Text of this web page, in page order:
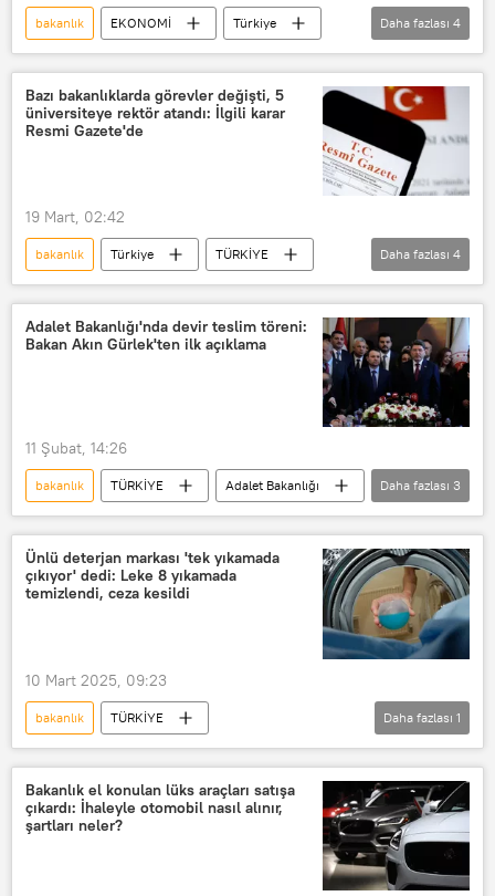
bakanlık EKONOMİ
Türkiye
Haberler
Asansör
toplatma
Ceza
Daha fazlası 4
Bazı bakanlıklarda görevler değişti, 5
üniversiteye rektör atandı: İlgili karar
Resmi Gazete'de
19 Mart, 02:42
bakanlık Türkiye
TÜRKİYE
Resmi Gazete
Atama
Rektör
Rektör ataması
Daha fazlası 4
Adalet Bakanlığı'nda devir teslim töreni:
Bakan Akın Gürlek'ten ilk açıklama
11 Şubat, 14:26
bakanlık TÜRKİYE
Adalet Bakanlığı
Akın Gürlek
Yılmaz Tunç
Resmi Gazete
Daha fazlası 3
Ünlü deterjan markası 'tek yıkamada
çıkıyor' dedi: Leke 8 yıkamada
temizlendi, ceza kesildi
10 Mart 2025, 09:23
bakanlık
TÜRKİYE
çamaşır deterjanı
Ceza
Daha fazlası 1
Bakanlık el konulan lüks araçları satışa
çıkardı: İhaleyle otomobil nasıl alınır,
şartları neler?